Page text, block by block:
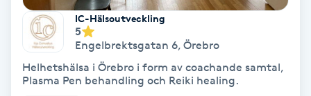
Fet hårbotten
Fettreducering
IC-Hälsoutveckling
5
Engelbrektsgatan 6, Örebro
Helhetshälsa i Örebro i form av coachande samtal,
Plasma Pen behandling och Reiki healing.